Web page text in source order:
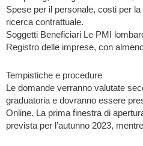
Spese per il personale, costi per
ricerca contrattuale.
Soggetti Beneficiari Le PMI
Registro delle imprese, con
Tempistiche e procedure
Le domande verranno valutate
graduatoria e dovranno essere
Online. La prima finestra di
prevista per l’autunno 2023,